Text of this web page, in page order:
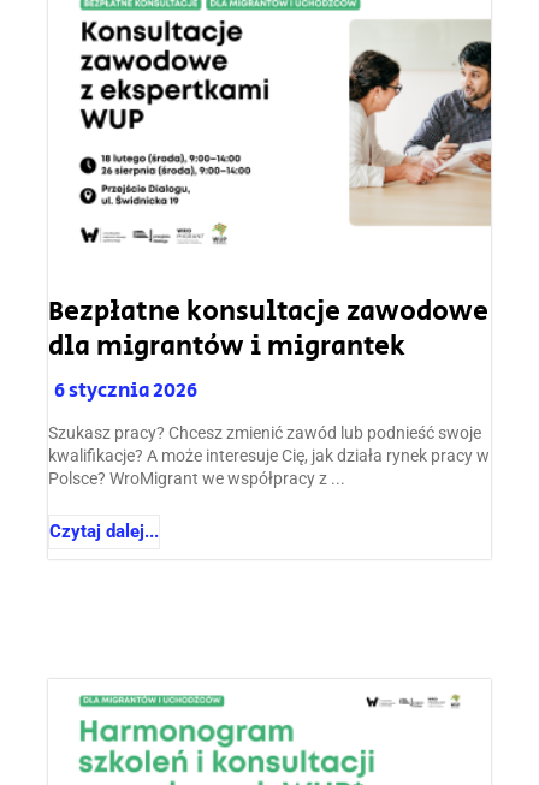
Bezpłatne konsultacje zawodowe
dla migrantów i migrantek
6 stycznia 2026
Szukasz pracy? Chcesz zmienić zawód lub podnieść swoje
kwalifikacje? A może interesuje Cię, jak działa rynek pracy w
Polsce? WroMigrant we współpracy z ...
Czytaj dalej...